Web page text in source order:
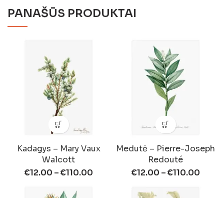
PANAŠŪS PRODUKTAI
Kadagys – Mary Vaux
Walcott
€12.00 –€110.00
Medutė – Pierre-Joseph
Redouté
€12.00 –€110.00